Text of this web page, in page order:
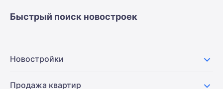
Быстрый поиск новостроек
Новостройки
Продажа квартир